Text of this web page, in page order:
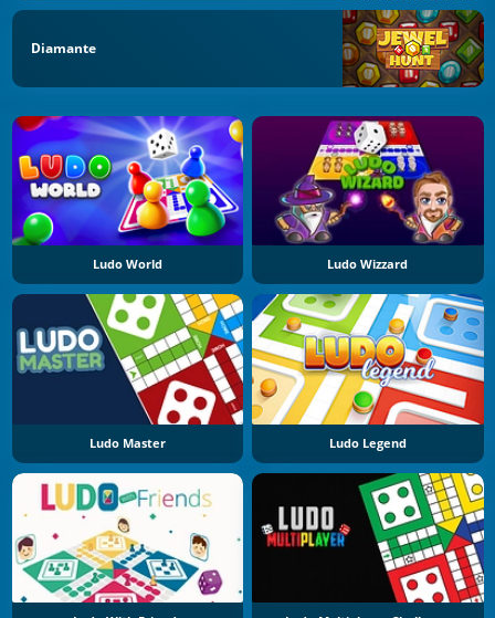
Diamante
Ludo World Ludo Wizzard
Ludo Master Ludo Legend